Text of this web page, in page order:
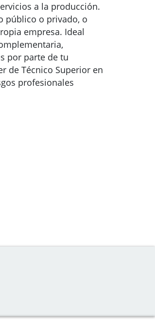
a la producción.
público o privado, o
empresa. Ideal
por parte de tu
de Técnico Superior en
profesionales